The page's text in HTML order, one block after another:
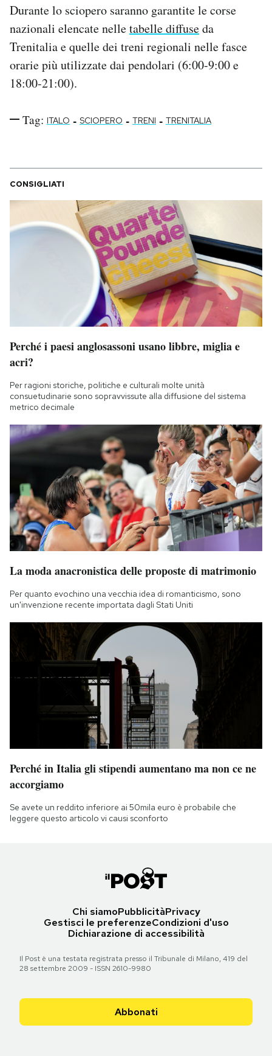
Hai bisogno di aiuto?
Esci
Durante lo sciopero saranno garantite le corse
nazionali elencate nelletabelle diffuseda
Trenitalia e quelle dei treni regionali nelle fasce
orarie più utilizzate dai pendolari (6:00-9:00 e
18:00-21:00).
Tag: ITALO - SCIOPERO - TRENI - TRENITALIA
CONSIGLIATI
Perché i paesi anglosassoni usano libbre, miglia e
acri?
Per ragioni storiche, politiche e culturali molte unità
consuetudinarie sono sopravvissute alla diffusione del sistema
metrico decimale
La moda anacronistica delle proposte di matrimonio
Per quanto evochino una vecchia idea di romanticismo, sono
un'invenzione recente importata dagli Stati Uniti
Perché in Italia gli stipendi aumentano ma non ce ne
accorgiamo
Se avete un reddito inferiore ai 50mila euro è probabile che
leggere questo articolo vi causi sconforto
Chi siamoPubblicitàPrivacy
Gestisci le preferenzeCondizioni d'uso
Dichiarazione di accessibilità
Il Post è una testata registrata presso il Tribunale di Milano, 419 del
28 settembre 2009 - ISSN 2610-9980
Abbonati